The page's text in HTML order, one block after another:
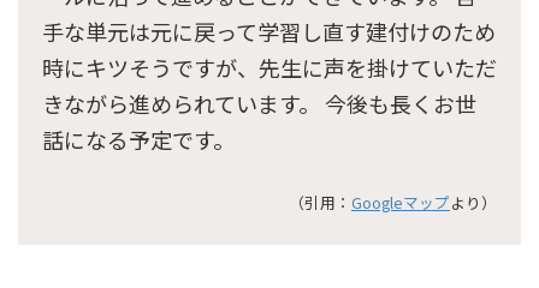
手な単元は元に戻って学習し直す建付けのため
時にキツそうですが、先生に声を掛けていただ
きながら進められています。 今後も長くお世
話になる予定です。
（引用： Googleマップより）